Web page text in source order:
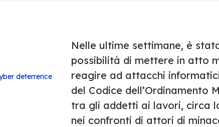
deterrence
Nelle ultime settimane, è
possibilità di mettere in atto
reagire ad attacchi
del Codice dell’Ordinamento
tra gli addetti ai lavori, circa
nei confronti di attori di